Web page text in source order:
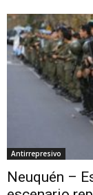
Antirrepresivo
Neuquén –